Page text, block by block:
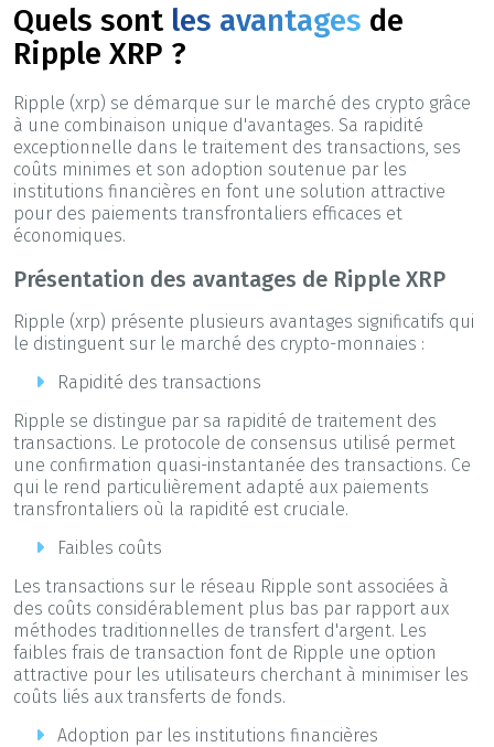
Quels sont les avantages de
Ripple XRP ?
Ripple (xrp) se démarque sur le marché des crypto grâce
à une combinaison unique d'avantages. Sa rapidité
exceptionnelle dans le traitement des transactions, ses
coûts minimes et son adoption soutenue par les
institutions financières en font une solution attractive
pour des paiements transfrontaliers efficaces et
économiques.
Présentation des avantages de Ripple XRP
Ripple (xrp) présente plusieurs avantages significatifs qui
le distinguent sur le marché des crypto-monnaies :
Rapidité des transactions
Ripple se distingue par sa rapidité de traitement des
transactions. Le protocole de consensus utilisé permet
une confirmation quasi-instantanée des transactions. Ce
qui le rend particulièrement adapté aux paiements
transfrontaliers où la rapidité est cruciale.
Faibles coûts
Les transactions sur le réseau Ripple sont associées à
des coûts considérablement plus bas par rapport aux
méthodes traditionnelles de transfert d'argent. Les
faibles frais de transaction font de Ripple une option
attractive pour les utilisateurs cherchant à minimiser les
coûts liés aux transferts de fonds.
Adoption par les institutions financières